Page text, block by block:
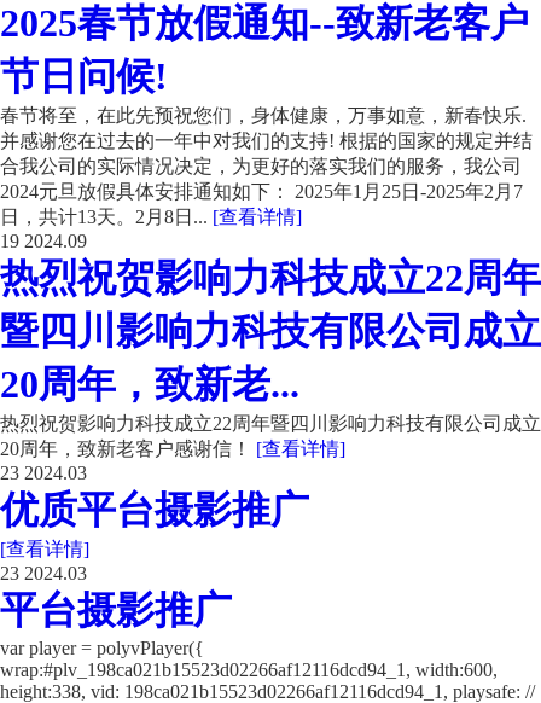
2025春节放假通知--致新老客户
节日问候!
春节将至，在此先预祝您们，身体健康，万事如意，新春快乐.
并感谢您在过去的一年中对我们的支持! 根据的国家的规定并结
合我公司的实际情况决定，为更好的落实我们的服务，我公司
2024元旦放假具体安排通知如下： 2025年1月25日-2025年2月7
日，共计13天。2月8日... [查看详情]
19 2024.09
热烈祝贺影响力科技成立22周年
暨四川影响力科技有限公司成立
20周年，致新老...
热烈祝贺影响力科技成立22周年暨四川影响力科技有限公司成立
20周年，致新老客户感谢信！ [查看详情]
23 2024.03
优质平台摄影推广
[查看详情]
23 2024.03
平台摄影推广
var player = polyvPlayer({
wrap:#plv_198ca021b15523d02266af12116dcd94_1, width:600,
height:338, vid: 198ca021b15523d02266af12116dcd94_1, playsafe: //